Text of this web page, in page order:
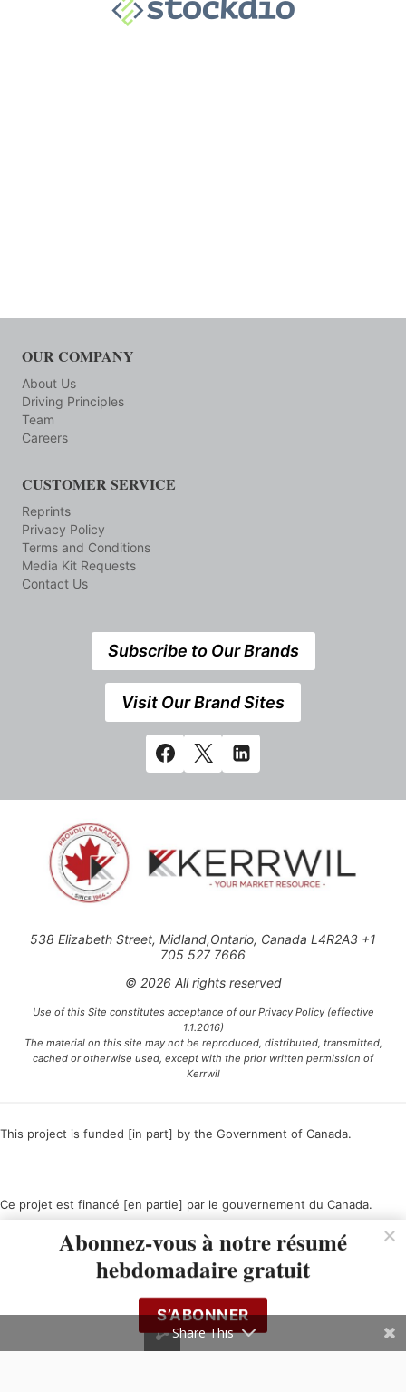
OUR COMPANY
About Us
Driving Principles
Team
Careers
CUSTOMER SERVICE
Reprints
Privacy Policy
Terms and Conditions
Media Kit Requests
Contact Us
Subscribe to Our Brands
Visit Our Brand Sites
538 Elizabeth Street, Midland,Ontario, Canada L4R2A3 +1
705 527 7666
© 2026 All rights reserved
Use of this Site constitutes acceptance of our Privacy Policy (effective
1.1.2016)
The material on this site may not be reproduced, distributed, transmitted,
cached or otherwise used, except with the prior written permission of
Kerrwil
This project is funded [in part] by the Government of Canada.
Ce projet est financé [en partie] par le gouvernement du Canada.
Abonnez-vous à notre résumé
hebdomadaire gratuit
S’ABONNER
Share This